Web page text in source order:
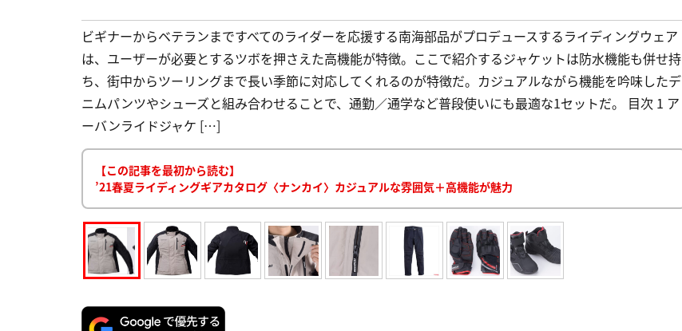
ビギナーからベテランまですべてのライダーを応援する南海部品がプロデュースするライディングウェア
は、ユーザーが必要とするツボを押さえた高機能が特徴。ここで紹介するジャケットは防水機能も併せ持
ち、街中からツーリングまで長い季節に対応してくれるのが特徴だ。カジュアルながら機能を吟味したデ
ニムパンツやシューズと組み合わせることで、通勤／通学など普段使いにも最適な1セットだ。 目次 1 ア
ーバンライドジャケ […]
【この記事を最初から読む】
’21春夏ライディングギアカタログ〈ナンカイ〉カジュアルな雰囲気＋高機能が魅力